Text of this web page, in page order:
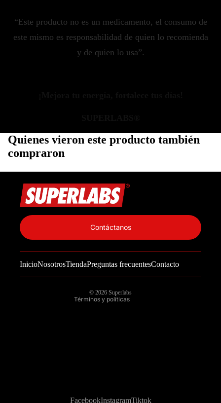
“Este producto no es un medicamento, el consumo de
este mismo es responsabilidad de quien lo recomienda
y de quien lo usa”.
Quienes vieron este producto también
compraron
InicioNosotrosTiendaPreguntas frecuentesContacto
Contáctanos
© 2026 Superlabs
Términos y políticas
Información de contacto
Política de reembolso
Términos del servicio
Política de envío
FacebookInstagramTiktok